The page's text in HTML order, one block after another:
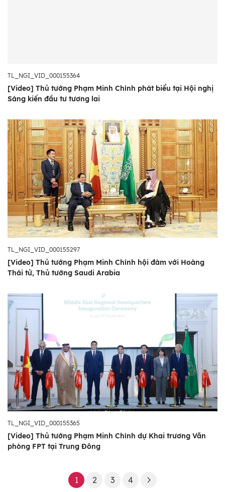
TL_NGI_VID_000155364
[Video] Thủ tướng Phạm Minh Chính phát biểu tại Hội nghị
Sáng kiến đầu tư tương lai
TL_NGI_VID_000155297
[Video] Thủ tướng Phạm Minh Chính hội đàm với Hoàng
Thái tử, Thủ tướng Saudi Arabia
TL_NGI_VID_000155365
[Video] Thủ tướng Phạm Minh Chính dự Khai trương Văn
phòng FPT tại Trung Đông
1 2 3 4